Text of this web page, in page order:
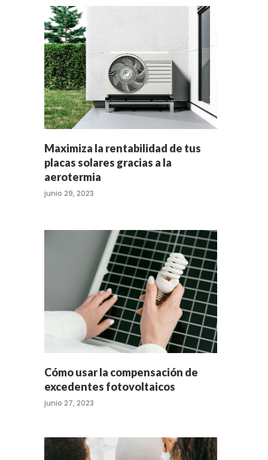
Maximiza la rentabilidad de tus
placas solares gracias a la
aerotermia
junio 29, 2023
Cómo usar la compensación de
excedentes fotovoltaicos
junio 27, 2023